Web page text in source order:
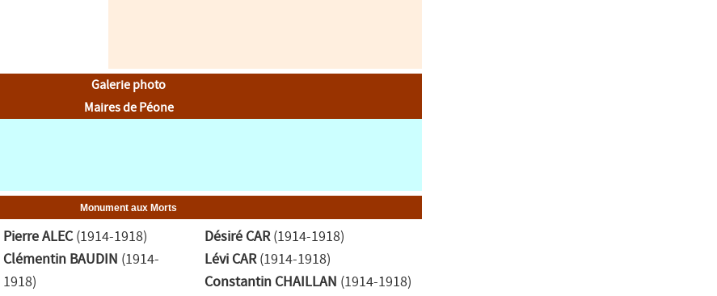
Galerie photo
Maires de Péone
Monument aux Morts
Pierre ALEC(1914-1918)
Clémentin BAUDIN (1914-
1918)
Désiré CAR(1914-1918)
Lévi CAR(1914-1918)
Constantin CHAILLAN (1914-1918)